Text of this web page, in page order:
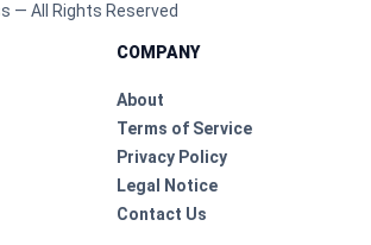
— All Rights Reserved
COMPANY
About
Terms of Service
Privacy Policy
Legal Notice
Contact Us